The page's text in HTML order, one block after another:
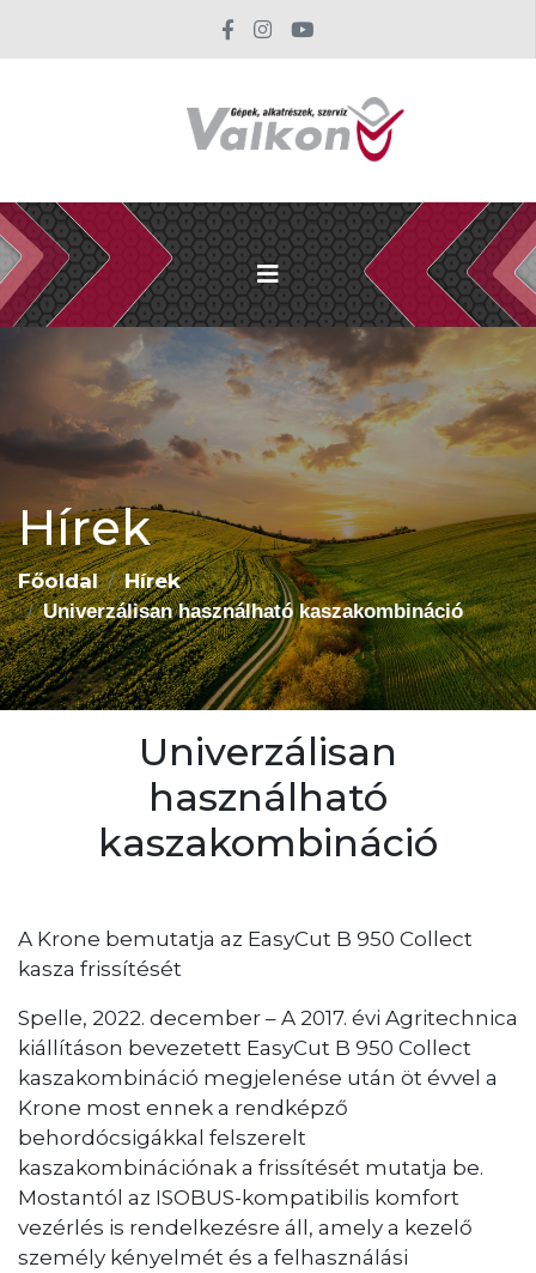
Hírek
Főoldal Hírek
Univerzálisan használható kaszakombináció
Univerzálisan
használható
kaszakombináció
A Krone bemutatja az EasyCut B 950 Collect
kasza frissítését
Spelle, 2022. december – A 2017. évi Agritechnica
kiállításon bevezetett EasyCut B 950 Collect
kaszakombináció megjelenése után öt évvel a
Krone most ennek a rendképző
behordócsigákkal felszerelt
kaszakombinációnak a frissítését mutatja be.
Mostantól az ISOBUS-kompatibilis komfort
vezérlés is rendelkezésre áll, amely a kezelő
személy kényelmét és a felhasználási